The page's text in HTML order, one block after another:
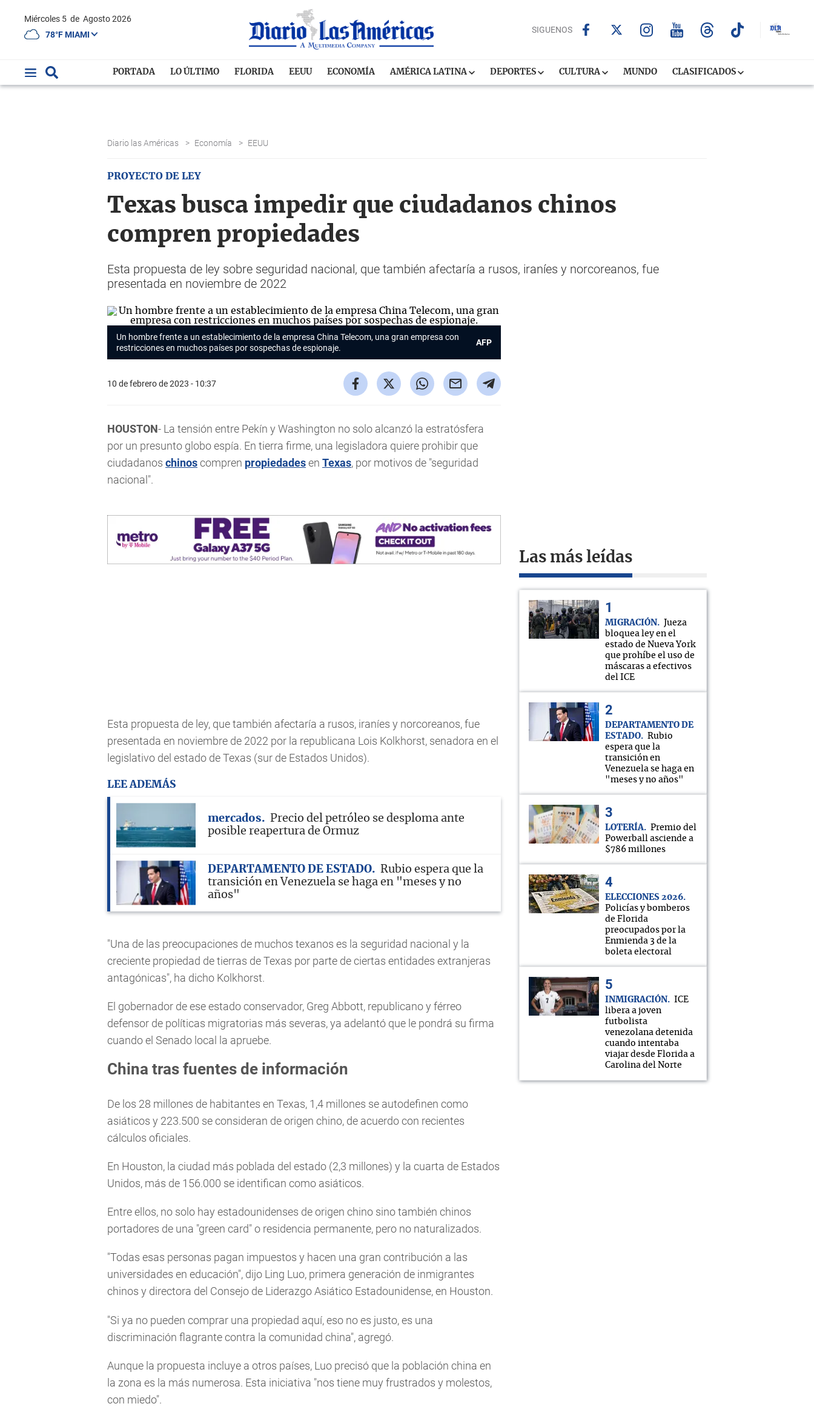
Miércoles 5 de Agosto 2026
78°F MIAMI
SIGUENOS
PORTADA LO ÚLTIMO FLORIDA EEUU ECONOMÍA AMÉRICA LATINA DEPORTES CULTURA MUNDO CLASIFICADOS
Diario las Américas > Economía > EEUU
PROYECTO DE LEY
Texas busca impedir que ciudadanos chinos
compren propiedades
Esta propuesta de ley sobre seguridad nacional, que también afectaría a rusos, iraníes y norcoreanos, fue
presentada en noviembre de 2022
Un hombre frente a un establecimiento de la empresa China Telecom, una gran empresa con
restricciones en muchos países por sospechas de espionaje.
AFP
10 de febrero de 2023 - 10:37
HOUSTON- La tensión entre Pekín y Washington no solo alcanzó la estratósfera
por un presunto globo espía. En tierra firme, una legisladora quiere prohibir que
ciudadanos chinoscompren propiedadesen Texas, por motivos de "seguridad
nacional".
Esta propuesta de ley, que también afectaría a rusos, iraníes y norcoreanos, fue
presentada en noviembre de 2022 por la republicana Lois Kolkhorst, senadora en el
legislativo del estado de Texas (sur de Estados Unidos).
LEE ADEMÁS
mercados
Precio del petróleo se desploma ante
posible reapertura de Ormuz
DEPARTAMENTO DE ESTADO
Rubio espera que la
transición en Venezuela se haga en "meses y no
años"
"Una de las preocupaciones de muchos texanos es la seguridad nacional y la
creciente propiedad de tierras de Texas por parte de ciertas entidades extranjeras
antagónicas", ha dicho Kolkhorst.
El gobernador de ese estado conservador, Greg Abbott, republicano y férreo
defensor de políticas migratorias más severas, ya adelantó que le pondrá su firma
cuando el Senado local la apruebe.
China tras fuentes de información
De los 28 millones de habitantes en Texas, 1,4 millones se autodefinen como
asiáticos y 223.500 se consideran de origen chino, de acuerdo con recientes
cálculos oficiales.
En Houston, la ciudad más poblada del estado (2,3 millones) y la cuarta de Estados
Unidos, más de 156.000 se identifican como asiáticos.
Entre ellos, no solo hay estadounidenses de origen chino sino también chinos
portadores de una "green card" o residencia permanente, pero no naturalizados.
"Todas esas personas pagan impuestos y hacen una gran contribución a las
universidades en educación", dijo Ling Luo, primera generación de inmigrantes
chinos y directora del Consejo de Liderazgo Asiático Estadounidense, en Houston.
"Si ya no pueden comprar una propiedad aquí, eso no es justo, es una
discriminación flagrante contra la comunidad china", agregó.
Aunque la propuesta incluye a otros países, Luo precisó que la población china en
la zona es la más numerosa. Esta iniciativa "nos tiene muy frustrados y molestos,
con miedo".
Las más leídas
MIGRACIÓN
Jueza
bloquea ley en el
estado de Nueva York
que prohíbe el uso de
máscaras a efectivos
del ICE
DEPARTAMENTO DE
ESTADO
Rubio
espera que la
transición en
Venezuela se haga en
"meses y no años"
LOTERÍA
Premio del
Powerball asciende a
$786 millones
ELECCIONES 2026
Policías y bomberos
de Florida
preocupados por la
Enmienda 3 de la
boleta electoral
INMIGRACIÓN
ICE
libera a joven
futbolista
venezolana detenida
cuando intentaba
viajar desde Florida a
Carolina del Norte